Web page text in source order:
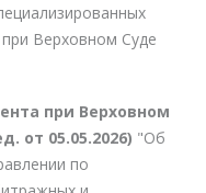
Верховном Суде
при Верховном
от 05.05.2026) "Об
по